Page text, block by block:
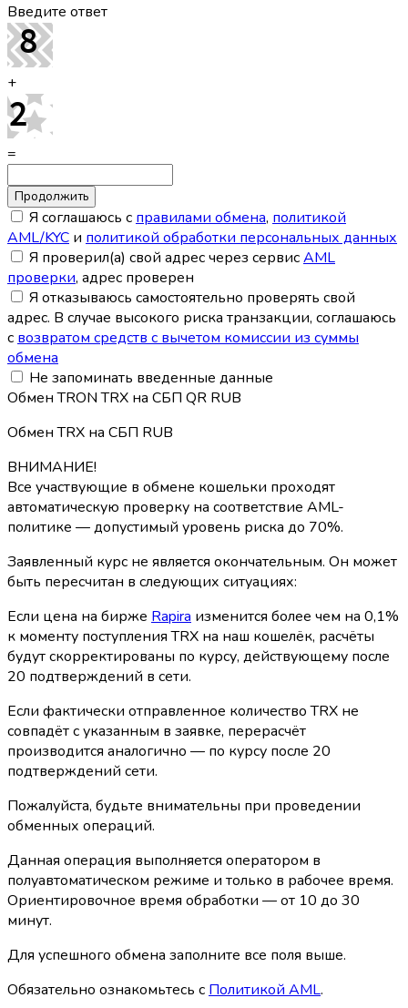
Введите ответ
+
=
Я соглашаюсь с правилами обмена, политикой
AML/KYC и политикой обработки персональных данных
Я проверил(а) свой адрес через сервисAML
проверки, адрес проверен
Я отказываюсь самостоятельно проверять свой
адрес. В случае высокого риска транзакции, соглашаюсь
с возвратом средств с вычетом комиссии из суммы
обмена
Не запоминать введенные данные
Обмен TRON TRX на СБП QR RUB
Обмен TRX на СБП RUB
ВНИМАНИЕ!
Все участвующие в обмене кошельки проходят
автоматическую проверку на соответствие AML-
политике — допустимый уровень риска до 70%.
Заявленный курс не является окончательным. Он может
быть пересчитан в следующих ситуациях:
Если цена на бирже Rapira изменится более чем на 0,1%
к моменту поступления TRX на наш кошелёк, расчёты
будут скорректированы по курсу, действующему после
20 подтверждений в сети.
Если фактически отправленное количество TRX не
совпадёт с указанным в заявке, перерасчёт
производится аналогично — по курсу после 20
подтверждений сети.
Пожалуйста, будьте внимательны при проведении
обменных операций.
Данная операция выполняется оператором в
полуавтоматическом режиме и только в рабочее время.
Ориентировочное время обработки — от 10 до 30
минут.
Для успешного обмена заполните все поля выше.
Обязательно ознакомьтесь с Политикой AML.